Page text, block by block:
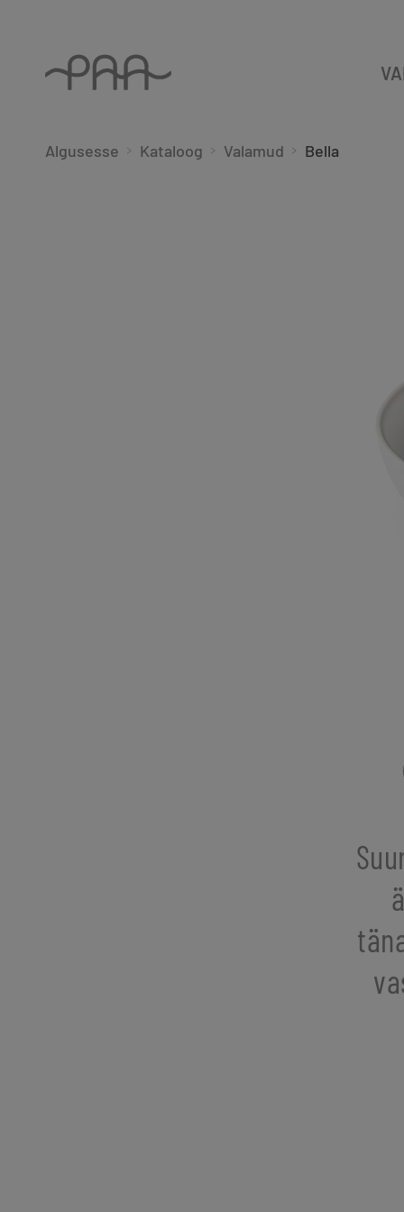
Algusesse Kataloog Valamud Bella